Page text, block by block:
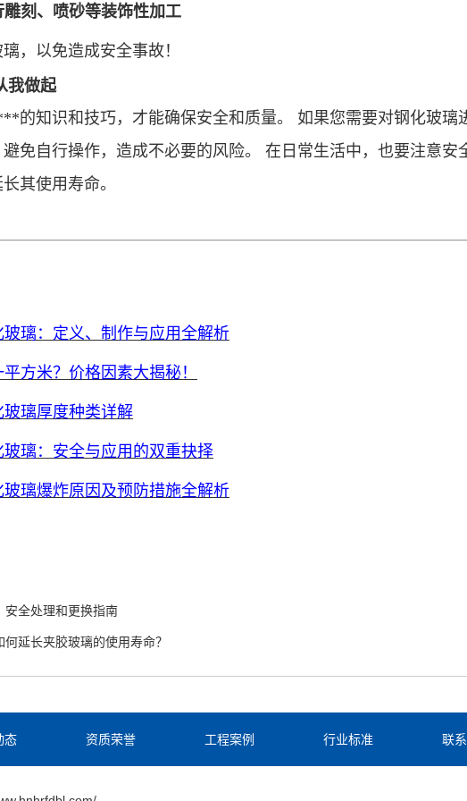
刻、喷砂等装饰性加工
，以免造成安全事故！
我做起
的知识和技巧，才能确保安全和质量。
如果您需要对钢化玻璃
免自行操作，造成不必要的风险。
在日常生活中，也要注意安
其使用寿命。
玻璃：定义、制作与应用全解析
方米？价格因素大揭秘！
玻璃厚度种类详解
璃：安全与应用的双重抉择
玻璃爆炸原因及预防措施全解析
安全处理和更换指南
延长夹胶玻璃的使用寿命？
态 资质荣誉 工程案例 行业标准 联